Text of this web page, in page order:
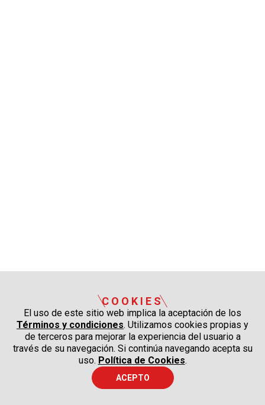
COOKIES
El uso de este sitio web implica la aceptación de los
Términos y condiciones. Utilizamos cookies propias y
de terceros para mejorar la experiencia del usuario a
través de su navegación. Si continúa navegando acepta su
uso. Política de Cookies.
ACEPTO